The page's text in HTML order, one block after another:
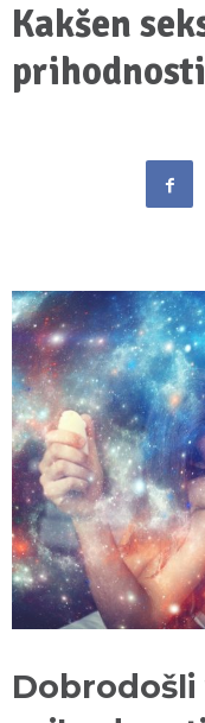
Kakšen
Dobrodošli